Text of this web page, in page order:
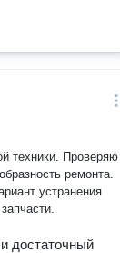
техники. Проверяю
ремонта.
устранения
достаточный